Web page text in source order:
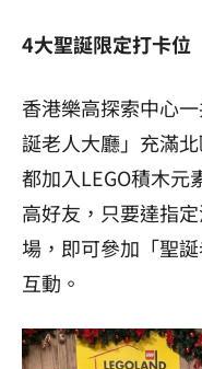
4大聖誕限定打卡位
香港樂高探索中心
誕老人大廳」充滿
都加入LEGO積木元
高好友，只要達指
場，即可參加「聖
互動。